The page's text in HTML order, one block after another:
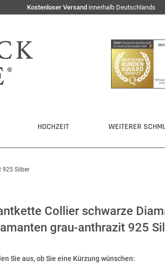
Kostenloser Versand innerhalb Deutschlands
HOCHZEIT WEITERER
925 Silber
Collier schwarze
grau-anthrazit 925
Sie aus, ob Sie eine Kürzung wünschen: